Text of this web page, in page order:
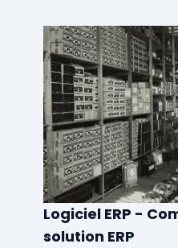
Logiciel ERP -
solution ERP